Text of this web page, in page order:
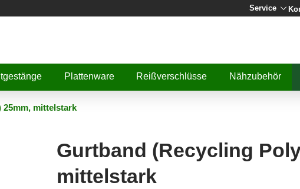
Service
Plattenware Reißverschlüsse Nähzubehör
25mm, mittelstark
Gurtband (Recycling
mittelstark